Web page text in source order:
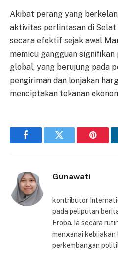
Akibat perang yang
aktivitas perlintasan di
secara efektif sejak awal
memicu gangguan signifikan
global, yang berujung pada
pengiriman dan lonjakan
menciptakan tekanan
FacebookTwitter
Gunawati
kontributor
pada peliputan
Eropa. Ia secara
mengenai kebijakan
perkembangan